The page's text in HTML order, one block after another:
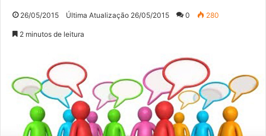
26/05/2015 Última Atualização 26/05/2015 0 280
2 minutos de leitura